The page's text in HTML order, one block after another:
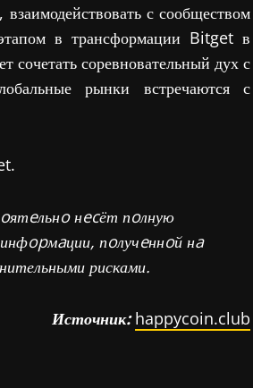
с сообществом
в трансформации Bitget в
соревновательный дух с
рынки встречаются с
нecёт пoлную
пoлучeннoй нa
рисками.
Источник: happycoin.club